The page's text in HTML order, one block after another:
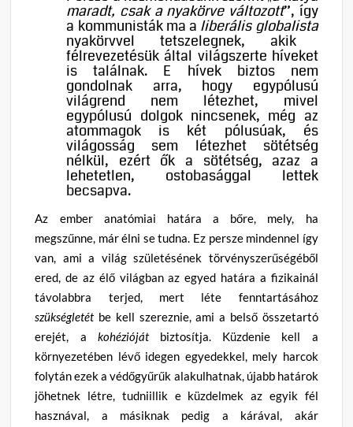
maradt, csak a nyakörve változott”, így
a kommunisták ma a liberális globalista
nyakörvvel tetszelegnek, akik
félrevezetésük által világszerte híveket
is találnak. E hívek biztos nem
gondolnak arra, hogy egypólusú
világrend nem létezhet, mivel
egypólusú dolgok nincsenek, még az
atommagok is két pólusúak, és
világosság sem létezhet sötétség
nélkül, ezért ők a sötétség, azaz a
lehetetlen, ostobasággal lettek
becsapva.
Az ember anatómiai határa a bőre, mely, ha
megszűnne, már élni se tudna. Ez persze mindennel így
van, ami a világ születésének törvényszerűségéből
ered, de az élő világban az egyed határa a fizikainál
távolabbra terjed, mert léte fenntartásához
szükségletétbe kell szereznie, ami a belső összetartó
erejét, a kohézióját biztosítja. Küzdenie kell a
környezetében lévő idegen egyedekkel, mely harcok
folytán ezek a védőgyűrűk alakulhatnak, újabb határok
jöhetnek létre, tudniillik e küzdelmek az egyik fél
hasznával, a másiknak pedig a kárával, akár